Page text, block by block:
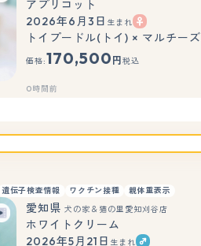
アプリコット
2026年6月3日 生まれ
トイプードル(トイ) × マルチーズ
価格:170,500 円 税込
0時間前
遺伝子検査情報 ワクチン接種 親体重表示
愛知県 犬の家＆猫の里愛知刈谷店
ホワイトクリーム
2026年5月21日 生まれ